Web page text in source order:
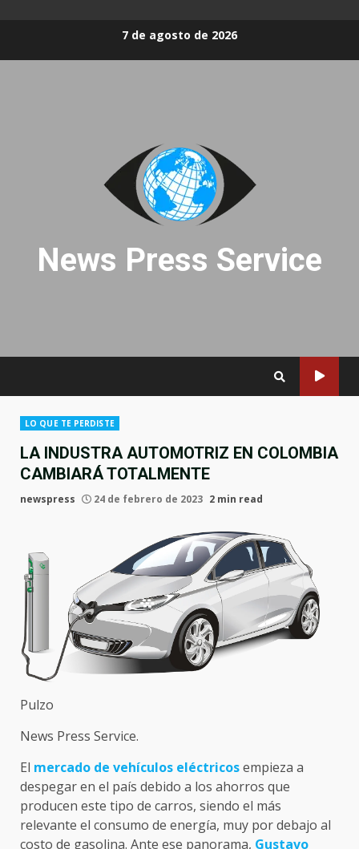
7 de agosto de 2026
News Press Service
LO QUE TE PERDISTE
LA INDUSTRA AUTOMOTRIZ EN COLOMBIA
CAMBIARÁ TOTALMENTE
newspress 24 de febrero de 2023 2 min read
Pulzo
News Press Service.
El mercado de vehículos eléctricosempieza a
despegar en el país debido a los ahorros que
producen este tipo de carros, siendo el más
relevante el consumo de energía, muy por debajo al
costo de gasolina. Ante ese panorama, Gustavo